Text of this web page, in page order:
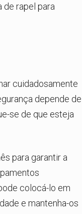
de rapel para
cuidadosamente
depende de
se de que esteja
para garantir a
colocá-lo em
e mantenha-os